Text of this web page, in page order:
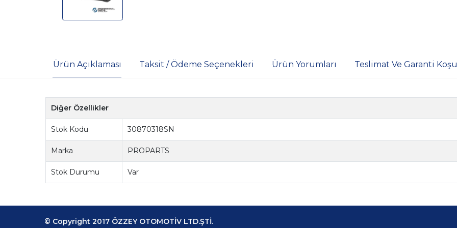
Ürün Açıklaması Taksit / Ödeme Seçenekleri Ürün Yorumları Teslimat Ve Garanti
Diğer Özellikler
Stok Kodu 30870318SN
Marka PROPARTS
Stok Durumu Var
© Copyright 2017 ÖZZEY OTOMOTİV LTD.ŞTİ.